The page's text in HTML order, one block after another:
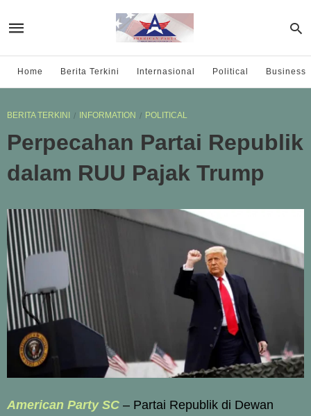
Home Berita Terkini Internasional Political Business
BERITA TERKINI INFORMATION POLITICAL
Perpecahan Partai Republik
dalam RUU Pajak Trump
American Party SC – Partai Republik di Dewan